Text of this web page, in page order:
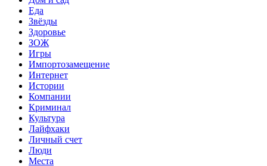
Еда
Звёзды
Здоровье
ЗОЖ
Игры
Импортозамещение
Интернет
Истории
Компании
Криминал
Культура
Лайфхаки
Личный счет
Люди
Места